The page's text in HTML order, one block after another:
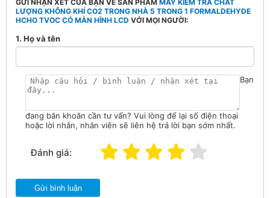
GỬI NHẬN XÉT CỦA BẠN VỀ SẢN PHẨM MÁY KIỂM TRA CHẤT
LƯỢNG KHÔNG KHÍ CO2 TRONG NHÀ 5 TRONG 1 FORMALDEHYDE
HCHO TVOC CÓ MÀN HÌNH LCD VỚI MỌI NGƯỜI:
1. Họ và tên
Bạn
đang băn khoăn cần tư vấn? Vui lòng để lại số điện thoại
hoặc lời nhắn, nhân viên sẽ liên hệ trả lời bạn sớm nhất.
Đánh giá:
Gửi bình luận